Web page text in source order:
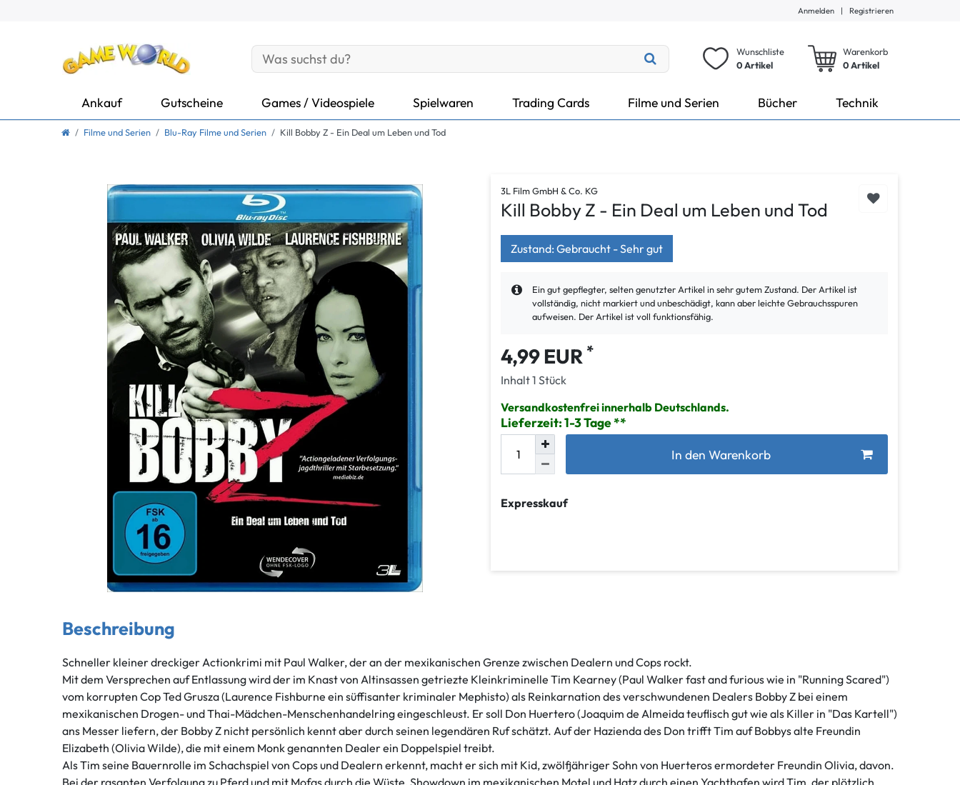
Anmelden | Registrieren
Wunschliste
0 Artikel
Warenkorb
0Artikel
Ankauf Gutscheine Games / Videospiele Spielwaren Trading Cards Filme und Serien Bücher Technik
Filme und Serien Blu-Ray Filme und Serien Kill Bobby Z - Ein Deal um Leben und Tod
3L Film GmbH & Co. KG
Kill Bobby Z - Ein Deal um Leben und Tod
Zustand: Gebraucht - Sehr gut
Ein gut gepflegter, selten genutzter Artikel in sehr gutem Zustand. Der Artikel ist
vollständig, nicht markiert und unbeschädigt, kann aber leichte Gebrauchsspuren
aufweisen. Der Artikel ist voll funktionsfähig.
4,99 EUR *
Inhalt1 Stück
Versandkostenfrei innerhalb Deutschlands.
Lieferzeit: 1-3 Tage
In den Warenkorb
Expresskauf
Beschreibung
Schneller kleiner dreckiger Actionkrimi mit Paul Walker, der an der mexikanischen Grenze zwischen Dealern und Cops rockt.
Mit dem Versprechen auf Entlassung wird der im Knast von Altinsassen getriezte Kleinkriminelle Tim Kearney (Paul Walker fast and furious wie in "Running Scared")
vom korrupten Cop Ted Grusza (Laurence Fishburne ein süffisanter kriminaler Mephisto) als Reinkarnation des verschwundenen Dealers Bobby Z bei einem
mexikanischen Drogen- und Thai-Mädchen-Menschenhandelring eingeschleust. Er soll Don Huertero (Joaquim de Almeida teuflisch gut wie als Killer in "Das Kartell")
ans Messer liefern, der Bobby Z nicht persönlich kennt aber durch seinen legendären Ruf schätzt. Auf der Hazienda des Don trifft Tim auf Bobbys alte Freundin
Elizabeth (Olivia Wilde), die mit einem Monk genannten Dealer ein Doppelspiel treibt.
Als Tim seine Bauernrolle im Schachspiel von Cops und Dealern erkennt, macht er sich mit Kid, zwölfjähriger Sohn von Huerteros ermordeter Freundin Olivia, davon.